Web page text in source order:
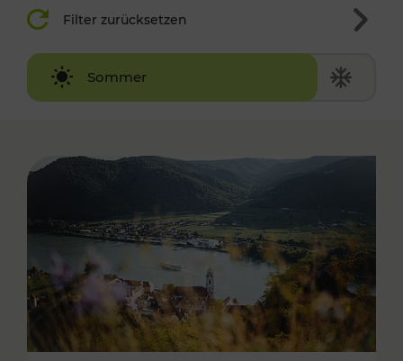
Filter zurücksetzen
Sommer
Winter